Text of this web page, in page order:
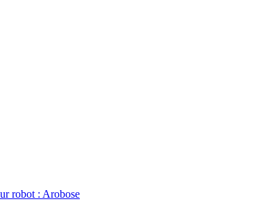
robot : Arobose